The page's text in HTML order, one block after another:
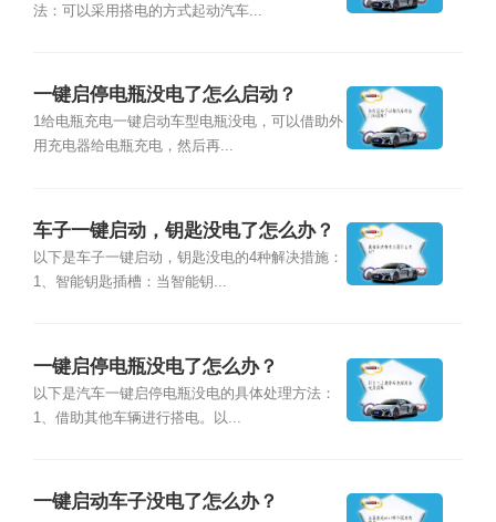
法：可以采用搭电的方式起动汽车...
一键启停电瓶没电了怎么启动？
1给电瓶充电一键启动车型电瓶没电，可以借助外
用充电器给电瓶充电，然后再...
车子一键启动，钥匙没电了怎么办？
以下是车子一键启动，钥匙没电的4种解决措施：
1、智能钥匙插槽：当智能钥...
一键启停电瓶没电了怎么办？
以下是汽车一键启停电瓶没电的具体处理方法：
1、借助其他车辆进行搭电。以...
一键启动车子没电了怎么办？